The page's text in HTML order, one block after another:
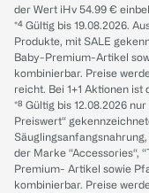
der Wert iHv 54.99 €
*⁴ Gültig bis 19.08.2026.
Produkte, mit SALE
Baby-Premium-Artikel
kombinierbar. Preise
reicht. Bei 1+1 Aktionen
*⁸ Gültig bis 12.08.2026
Preiswert“
der Marke “Accessories“,
Premium- Artikel sowie
kombinierbar. Preise